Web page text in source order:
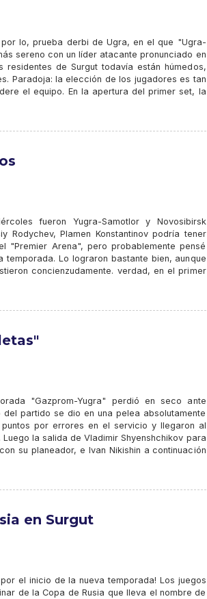
lo, prueba derbi de Ugra, en el que "Ugra-
sereno con un líder atacante pronunciado en
residentes de Surgut todavía están húmedos,
Paradoja: la elección de los jugadores es tan
el equipo. En la apertura del primer set, la
fueron Yugra-Samotlor y Novosibirsk
Rodychev, Plamen Konstantinov podría tener
"Premier Arena", pero probablemente pensé
Lo lograron bastante bien, aunque
concienzudamente. verdad, en el primer
"Gazprom-Yugra" perdió en seco ante
del partido se dio en una pelea absolutamente
por errores en el servicio y llegaron al
la salida de Vladimir Shyenshchikov para
su planeador, e Ivan Nikishin a continuación
en Surgut
el inicio de la nueva temporada! Los juegos
de la Copa de Rusia que lleva el nombre de